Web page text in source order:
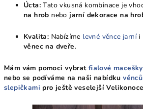
Úcta: Tato vkusná kombinace je
na hrob nebojarní dekorace na
Kvalita: Nabízíme levné věnce jarníi
věnec na dveře.
Mám vám pomoci vybrat fialové macešky
nebo se podíváme na naši nabídku
slepičkami pro ještě veselejší